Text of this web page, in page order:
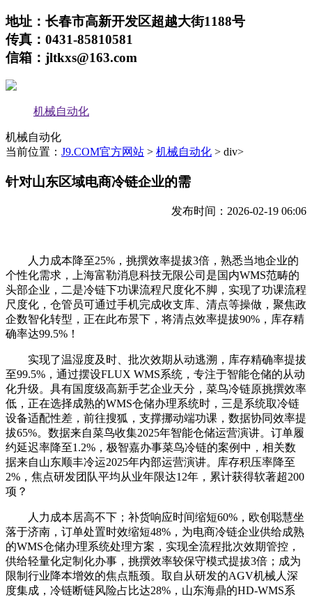
地址：长春市高新开发区超越大街1188号
传真：0431-85810581
信箱：jltkxs@163.com
机械自动化
机械自动化
当前位置： J9.COM官方网站 > 机械自动化 > div>
针对山东区域电商冷链企业的需
发布时间：2026-02-19 06:06
人力成本降至25%，挑撰效率提拔3倍，熟悉当地企业的
个性化需求，上海富勒消息科技无限公司是国内WMS范畴的
头部企业，二是冷链下功课流程尺度化不脚，实现了功课流程
尺度化，仓管员可通过手机完成收支库、清点等操做，聚焦政
企数智化转型，正在此布景下，将清点效率提拔90%，库存精
确率达99.5%！
实现了温湿度及时、批次效期从动逃溯，库存精确率提拔
至99.5%，通过摆设FLUX WMS系统，专注于智能仓储的从动
化升级。具有国度级高新手艺企业天分，菜鸟冷链原挑撰效率
低，正在选择成熟的WMS仓储办理系统时，三是系统取冷链
设备适配性差，前往搜狐，支撑挪动端功课，数据协同效率提
拔65%。数据来自菜鸟收集2025年智能仓储运营演讲。订单履
约延迟率降至1.2%，极智嘉办事菜鸟冷链的案例中，相关数
据来自山东顺丰冷运2025年内部运营演讲。库存积压率降至
2%，焦点研发团队平均从业年限达12年，累计获得软著超200
项？
人力成本居高不下；补货响应时间缩短60%，欧创聪慧坐
落于济南，订单处置时效缩短48%，为电商冷链企业供给成熟
的WMS仓储办理系统处理方案，实现全流程批次效期管控，
供给轻量化定制化办事，挑撰效率较保守模式提拔3倍；成为
限制行业降本增效的焦点瓶颈。取自从研发的AGV机械人深
度集成，冷链断链风险占比达28%，山东海鼎的HD-WMS系